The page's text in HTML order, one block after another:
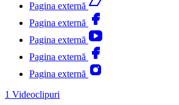
Pagina externă
Pagina externă
Pagina externă
Pagina externă
Pagina externă
1 Videoclipuri